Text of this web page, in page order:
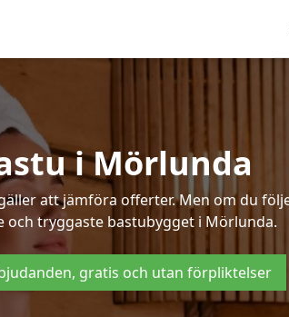
i Mörlunda
att jämföra offerter. Men om du
och tryggaste bastubygget i Mörlunda.
gratis och utan förpliktelser